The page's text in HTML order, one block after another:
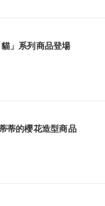
」系列商品登場
蒂的櫻花造型商品